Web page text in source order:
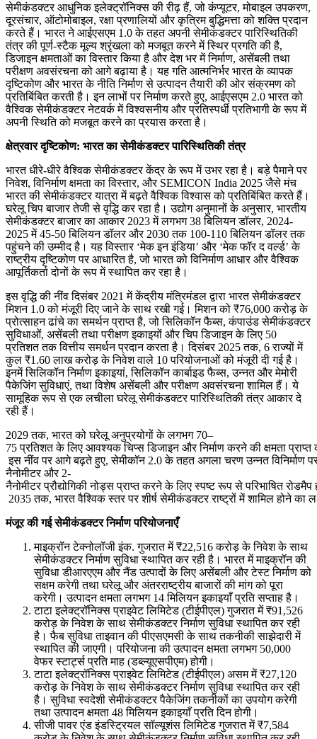
सेमीकंडक्टर आधुनिक इलेक्ट्रॉनिक्स की रीढ़ हैं, जो कंप्यूटर, मोबाइल उपकरण,
दूरसंचार, ऑटोमोबाइल, रक्षा प्रणालियों और कृत्रिम बुद्धिमत्ता को शक्ति प्रदान
करते हैं। भारत ने आईएसएम 1.0 के तहत अपनी सेमीकंडक्टर पारिस्थितिकी
तंत्र की पूर्ण-स्टैक मूल्य श्रृंखला को मजबूत करने में स्थिर प्रगति की है,
डिजाइन क्षमताओं का विस्तार किया है और देश भर में निर्माण, असेंबली तथा
परीक्षण अवसंरचना को आगे बढ़ाया है। यह गति आत्मनिर्भर भारत के व्यापक
दृष्टिकोण और भारत के नीति निर्माण से उत्पादन तैयारी की ओर संक्रमण को
प्रतिबिंबित करती है। इन लाभों पर निर्माण करते हुए, आईएसएम 2.0 भारत को
वैश्विक सेमीकंडक्टर नेटवर्क में विश्वसनीय और प्रतिस्पर्धी प्रतिभागी के रूप में
अपनी स्थिति को मजबूत करने का प्रयास करता है।
क्षेत्रवार दृष्टिकोण: भारत का सेमीकंडक्टर पारिस्थितिकी तंत्र
भारत धीरे-धीरे वैश्विक सेमीकंडक्टर केंद्र के रूप में उभर रहा है। बड़े पैमाने पर
निवेश, विनिर्माण क्षमता का विस्तार, और SEMICON India 2025 जैसे मंच
भारत की सेमीकंडक्टर यात्रा में बढ़ते वैश्विक विश्वास को प्रतिबिंबित करते हैं।
घरेलू चिप बाजार तेजी से वृद्धि कर रहा है। उद्योग अनुमानों के अनुसार, भारतीय
सेमीकंडक्टर बाजार का आकार 2023 में लगभग 38 बिलियन डॉलर, 2024-
2025 में 45-50 बिलियन डॉलर और 2030 तक 100-110 बिलियन डॉलर तक
पहुंचने की उम्मीद है। यह विस्तार ‘मेक इन इंडिया’ और ‘मेक फॉर द वर्ल्ड’ के
राष्ट्रीय दृष्टिकोण पर आधारित है, जो भारत को विनिर्माण आधार और वैश्विक
आपूर्तिकर्ता दोनों के रूप में स्थापित कर रहा है।
इस वृद्धि की नींव दिसंबर 2021 में केंद्रीय मंत्रिमंडल द्वारा भारत सेमीकंडक्टर
मिशन 1.0 को मंजूरी दिए जाने के साथ रखी गई। मिशन को ₹76,000 करोड़ के
प्रोत्साहन ढांचे का समर्थन प्राप्त है, जो सिलिकॉन फैब्स, कंपाउंड सेमीकंडक्टर
सुविधाओं, असेंबली तथा परीक्षण इकाइयों और चिप डिजाइन के लिए 50
प्रतिशत तक वित्तीय समर्थन प्रदान करता है। दिसंबर 2025 तक, 6 राज्यों में
कुल ₹1.60 लाख करोड़ के निवेश वाले 10 परियोजनाओं को मंजूरी दी गई है।
इनमें सिलिकॉन निर्माण इकाइयां, सिलिकॉन कार्बाइड फैब्स, उन्नत और मेमोरी
पैकेजिंग सुविधाएं, तथा विशेष असेंबली और परीक्षण अवसंरचना शामिल हैं। ये
सामूहिक रूप से एक लचीला घरेलू सेमीकंडक्टर पारिस्थितिकी तंत्र आकार दे
रही हैं।
2029 तक, भारत को घरेलू अनुप्रयोगों के लगभग 70–
75 प्रतिशत के लिए आवश्यक चिप्स डिजाइन और निर्माण करने की क्षमता
इस नींव पर आगे बढ़ते हुए, सेमीकॉन 2.0 के तहत अगला चरण उन्नत विनिर्माण
नैनोमीटर और 2-
नैनोमीटर प्रौद्योगिकी नोड्स प्राप्त करने के लिए स्पष्ट रूप से परिभाषित रोडमैप
2035 तक, भारत वैश्विक स्तर पर शीर्ष सेमीकंडक्टर राष्ट्रों में शामिल होने का
मंजूर की गई सेमीकंडक्टर निर्माण परियोजनाएँ
माइक्रॉन टेक्नोलॉजी इंक. गुजरात में ₹22,516 करोड़ के निवेश के साथ
सेमीकंडक्टर निर्माण सुविधा स्थापित कर रही है। भारत में माइक्रॉन की
सुविधा डीआरएएम और नैंड उत्पादों के लिए असेंबली और टेस्ट निर्माण को
सक्षम करेगी तथा घरेलू और अंतरराष्ट्रीय बाजारों की मांग को पूरा
करेगी। उत्पादन क्षमता लगभग 14 मिलियन इकाइयाँ प्रति सप्ताह है।
टाटा इलेक्ट्रॉनिक्स प्राइवेट लिमिटेड (टीईपीएल) गुजरात में ₹91,526
करोड़ के निवेश के साथ सेमीकंडक्टर निर्माण सुविधा स्थापित कर रही
है। फैब सुविधा ताइवान की पीएसएमसी के साथ तकनीकी साझेदारी में
स्थापित की जाएगी। परियोजना की उत्पादन क्षमता लगभग 50,000
वेफर स्टार्ट्स प्रति माह (डब्ल्यूएसपीएम) होगी।
टाटा इलेक्ट्रॉनिक्स प्राइवेट लिमिटेड (टीईपीएल) असम में ₹27,120
करोड़ के निवेश के साथ सेमीकंडक्टर निर्माण सुविधा स्थापित कर रही
है। सुविधा स्वदेशी सेमीकंडक्टर पैकेजिंग तकनीकों का उपयोग करेगी
तथा उत्पादन क्षमता 48 मिलियन इकाइयाँ प्रति दिन होगी।
सीजी पावर एंड इंडस्ट्रियल सॉल्यूशंस लिमिटेड गुजरात में ₹7,584